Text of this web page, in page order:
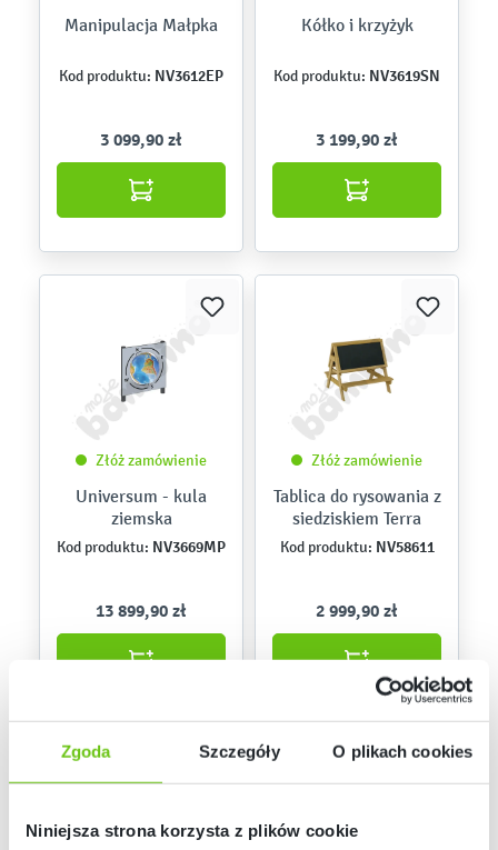
Zgoda Szczegóły O plikach cookies
Niniejsza strona korzysta z plików cookie
Manipulacja Małpka
Kod produktu: NV3612EP
3 099,90 zł
Kółko i krzyżyk
Kod produktu: NV3619SN
3 199,90 zł
Złóż zamówienie
Universum - kula
ziemska
Kod produktu: NV3669MP
13 899,90 zł
Złóż zamówienie
Tablica do rysowania z
siedziskiem Terra
Kod produktu: NV58611
2 999,90 zł